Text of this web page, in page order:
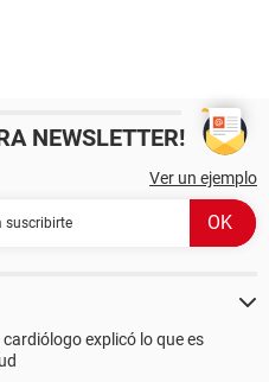
NEWSLETTER!
Ver un ejemplo
explicó lo que es